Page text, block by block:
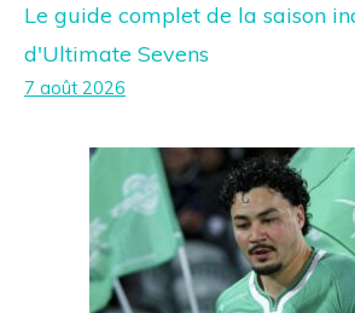
Le guide complet de la saison
d'Ultimate Sevens
7 août 2026